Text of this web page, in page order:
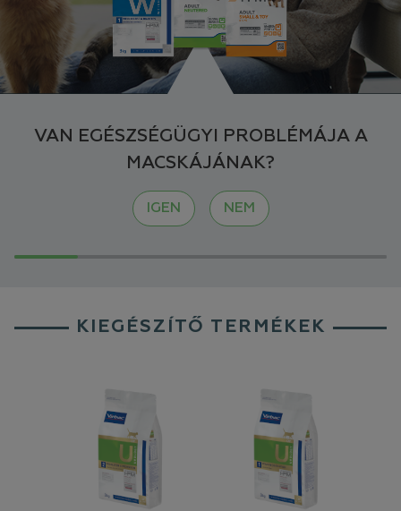
VAN EGÉSZSÉGÜGYI PROBLÉMÁJA A
MACSKÁJÁNAK?
IGEN NEM
KIEGÉSZÍTŐ TERMÉKEK